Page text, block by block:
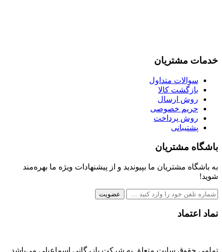
خدمات مشتریان
سوالات متداول
بازگشت کالا
روش ارسال
حریم خصوصی
روش پرداخت
پشتیبانی
باشگاه مشتریان
به باشگاه مشتریان ما بپیوندید و از پیشنهادات ویژه ما بهره‌مند
شوید!
عضویت
نماد اعتماد
تمامی حقوق سایت متعلق به شرکت بازرگانی اسماعیلی می‌باشد.